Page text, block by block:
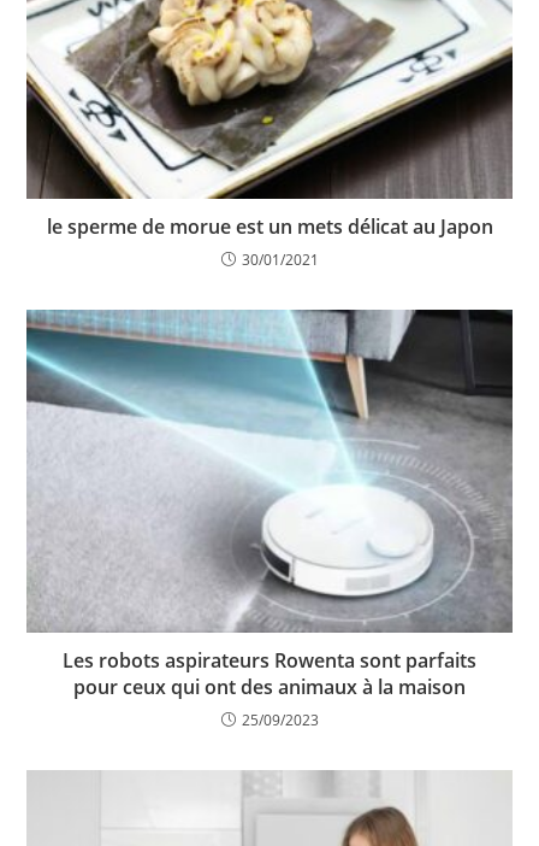
le sperme de morue est un mets délicat au Japon
30/01/2021
Les robots aspirateurs Rowenta sont parfaits
pour ceux qui ont des animaux à la maison
25/09/2023